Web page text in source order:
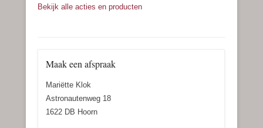
Bekijk alle acties en producten
Maak een afspraak
Mariëtte Klok
Astronautenweg 18
1622 DB Hoorn